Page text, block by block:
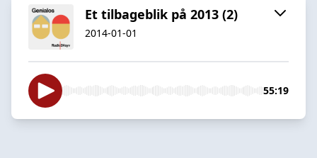
Et tilbageblik på 2013 (2)
2014-01-01
55:19